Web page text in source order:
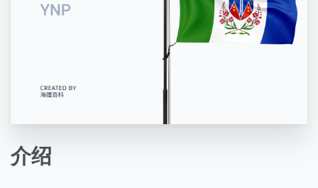
介绍